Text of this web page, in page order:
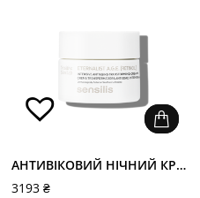
АНТИВІКОВИЙ НІЧНИЙ КРЕМ З РЕТИНОЛОМ - ETERNALIST RETINOL CREAM
3193 ₴